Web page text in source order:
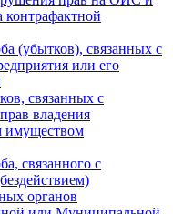
контрафактной
(убытков), связанных с
или его
связанных с
владения
связанного с
органов